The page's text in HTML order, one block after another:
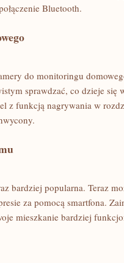
Bluetooth.
do monitoringu
sprawdzać, co dzieje się
z funkcją nagrywania w
bardziej popularna. ​Teraz
za pomocą smartfona.
mieszkanie bardziej‍